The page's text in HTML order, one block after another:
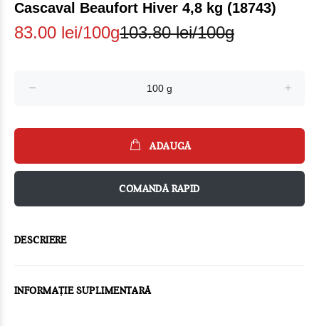
Cascaval Beaufort Hiver 4,8 kg (18743)
83.00 lei/100g103.80 lei/100g
ADAUGĂ
COMANDĂ RAPID
DESCRIERE
INFORMAȚIE SUPLIMENTARĂ